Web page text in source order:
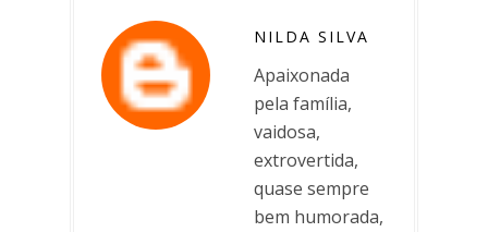
NILDA SILVA
Apaixonada
pela família,
vaidosa,
extrovertida,
quase sempre
bem humorada,